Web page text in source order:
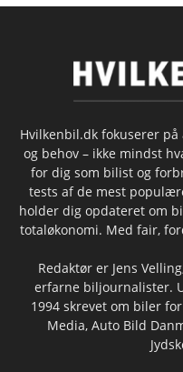
Hvilkenbil.dk fokuserer
og behov – ikke mindst
for dig som bilist og
tests af de mest
holder dig opdateret om
totaløkonomi. Med fair,
Redaktør er Jens
erfarne biljournalister.
1994 skrevet om biler
Media, Auto Bild